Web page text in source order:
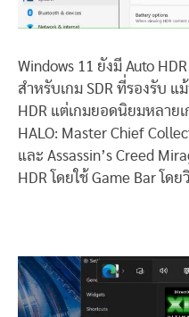
Windows 11 ยังมี Auto
สำหรับเกม SDR ที่รองรับ แ
HDR แต่เกมยอดนิยมหลาย
HALO: Master Chief
และ Assassin’s Creed
HDR โดยใช้ Game Bar โด